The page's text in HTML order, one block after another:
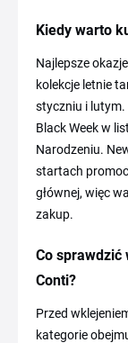
Kiedy warto
Najlepsze
kolekcje letnie
styczniu i lutym.
Black Week w
Narodzeniu.
startach
głównej, więc
zakup.
Co sprawdzić
Conti?
Przed
kategorie